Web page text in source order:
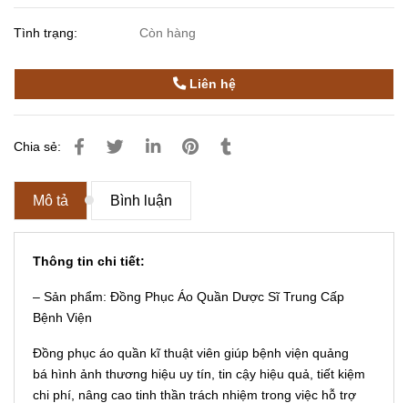
Tình trạng: Còn hàng
Liên hệ
Chia sẻ:
Mô tả Bình luận
Thông tin chi tiết:
– Sản phẩm: Đồng Phục Áo Quần Dược Sĩ Trung Cấp
Bệnh Viện
Đồng phục áo quần kĩ thuật viên giúp bệnh viện quảng
bá hình ảnh thương hiệu uy tín, tin cậy hiệu quả, tiết kiệm
chi phí, nâng cao tinh thần trách nhiệm trong việc hỗ trợ